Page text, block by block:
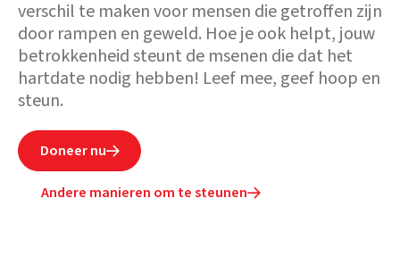
verschil te maken voor mensen die getroffen zijn
door rampen en geweld. Hoe je ook helpt, jouw
betrokkenheid steunt de msenen die dat het
hartdate nodig hebben! Leef mee, geef hoop en
steun.
Doneer nu
Andere manieren om te steunen